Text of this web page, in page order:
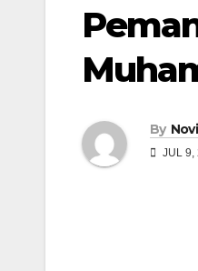
By
JUL 9,